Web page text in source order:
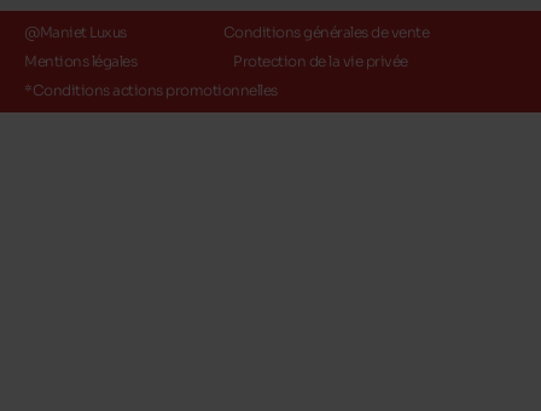
@Maniet Luxus
Conditions générales de vente
Mentions légales
Protection de la vie privée
*Conditions actions promotionnelles